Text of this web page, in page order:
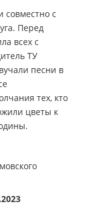
совместно с
Перед
всех с
ТУ
песни в
тех, кто
цветы к